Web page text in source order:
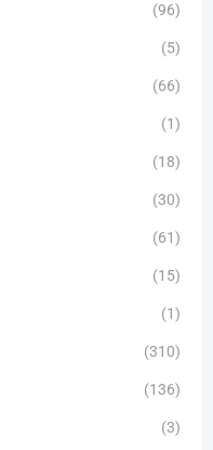
(96)
(5)
(66)
(1)
(18)
(30)
(61)
(15)
(1)
(310)
(136)
(3)